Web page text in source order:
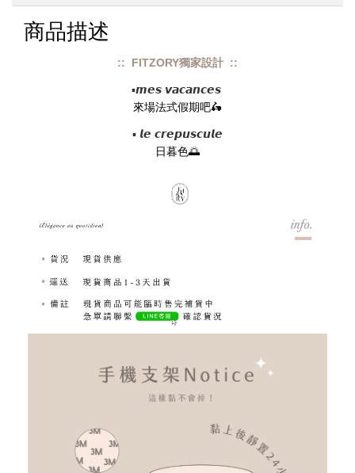
商品描述
:: FITZORY獨家設計 ::
▪𝙢𝙚𝙨 𝙫𝙖𝙘𝙖𝙣𝙘𝙚𝙨
來場法式假期吧🛵
▪ 𝙡𝙚 𝙘𝙧𝙚𝙥𝙪𝙨𝙘𝙪𝙡𝙚
日暮色🌅